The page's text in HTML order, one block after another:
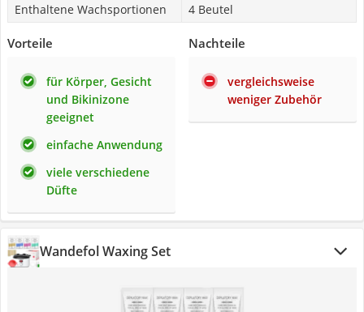
Enthaltene Wachsportionen 4 Beutel
Vorteile
für Körper, Gesicht
und Bikinizone
geeignet
einfache Anwendung
viele verschiedene
Düfte
Nachteile
vergleichsweise
weniger Zubehör
Wandefol Waxing Set